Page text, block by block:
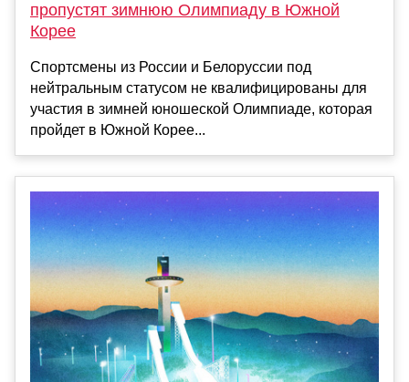
пропустят зимнюю Олимпиаду в Южной
Корее
Спортсмены из России и Белоруссии под
нейтральным статусом не квалифицированы для
участия в зимней юношеской Олимпиаде, которая
пройдет в Южной Корее...